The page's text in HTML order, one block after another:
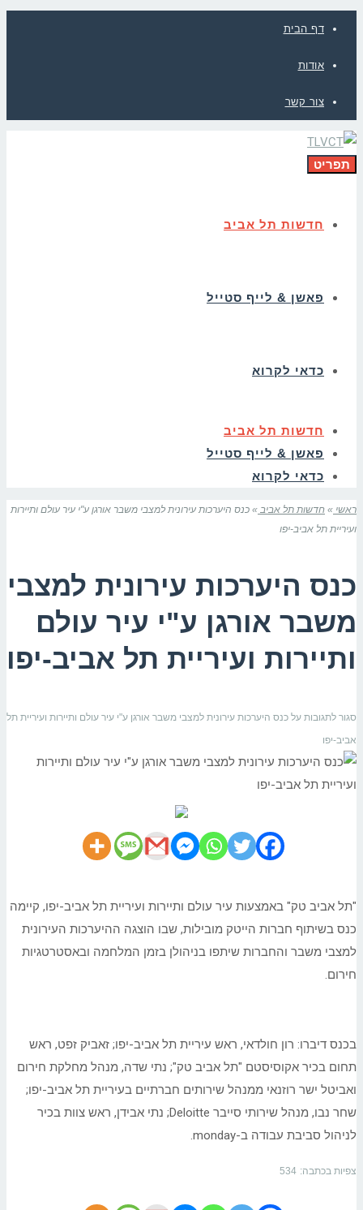
דף הבית
אודות
צור קשר
תפריט
חדשות תל אביב
פאשן & לייף סטייל
כדאי לקרוא
חדשות תל אביב
פאשן & לייף סטייל
כדאי לקרוא
ראשי » חדשות תל אביב » כנס היערכות עירונית למצבי משבר אורגן ע"י עיר עולם ותיירות
ועיריית תל אביב-יפו
כנס היערכות עירונית למצבי
משבר אורגן ע"י עיר עולם
ותיירות ועיריית תל אביב-יפו
סגור לתגובות על כנס היערכות עירונית למצבי משבר אורגן ע"י עיר עולם ותיירות ועיריית תל
אביב-יפו
"תל אביב טק" באמצעות עיר עולם ותיירות ועיריית תל אביב-יפו, קיימה
כנס בשיתוף חברות הייטק מובילות, שבו הוצגה ההיערכות העירונית
למצבי משבר והחברות שיתפו בניהולן בזמן המלחמה ובאסטרטגיות
חירום.
בכנס דיברו: רון חולדאי, ראש עיריית תל אביב-יפו; זאביק זפט, ראש
תחום בכיר אקוסיסטם "תל אביב טק"; נתי שדה, מנהל מחלקת חירום
ואביטל ישר רוזנאי ממנהל שירותים חברתיים בעיריית תל אביב-יפו;
שחר נבו, מנהל שירותי סייבר Deloitte; נתי אבידן, ראש צוות בכיר
לניהול סביבת עבודה ב-monday
.
צפיות בכתבה: 534